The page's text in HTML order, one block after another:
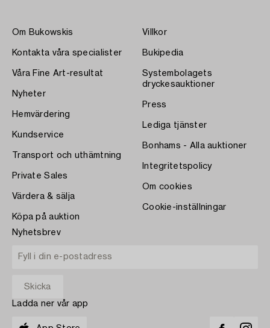
Om Bukowskis
Kontakta våra specialister
Våra Fine Art-resultat
Nyheter
Hemvärdering
Kundservice
Transport och uthämtning
Private Sales
Värdera & sälja
Köpa på auktion
Villkor
Bukipedia
Systembolagets
dryckesauktioner
Press
Lediga tjänster
Bonhams - Alla auktioner
Integritetspolicy
Om cookies
Cookie-inställningar
Nyhetsbrev
Ladda ner vår app